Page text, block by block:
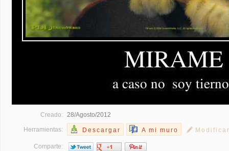
Creado: 28/Agosto/2012
Herramientas: Descargar A mi muro
Comparte: